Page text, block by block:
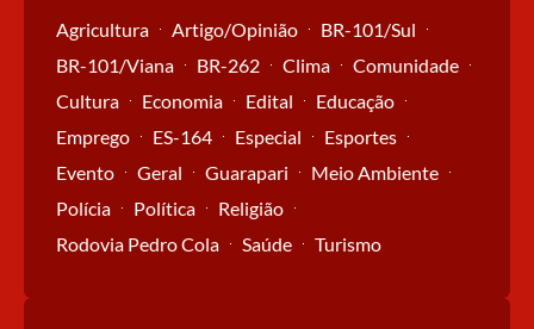
Agricultura Artigo/Opinião
BR-101/Sul
BR-101/Viana
BR-262 Clima
Comunidade
Cultura
Economia Edital
Educação
Emprego
ES-164 Especial
Esportes
Evento
Geral Guarapari
Meio Ambiente
Polícia
Política
Religião
Rodovia Pedro Cola
Saúde Turismo